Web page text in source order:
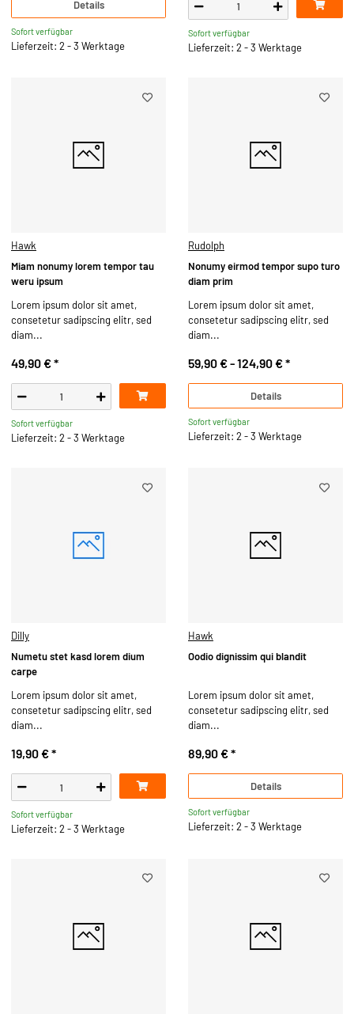
Details
Sofort verfügbar
Lieferzeit: 2 - 3 Werktage
Sofort verfügbar
Lieferzeit: 2 - 3 Werktage
Hawk
Miam nonumy lorem tempor tau
weru ipsum
Lorem ipsum dolor sit amet,
consetetur sadipscing elitr, sed
diam...
49,90 €*
Sofort verfügbar
Lieferzeit: 2 - 3 Werktage
Rudolph
Nonumy eirmod tempor supo turo
diam prim
Lorem ipsum dolor sit amet,
consetetur sadipscing elitr, sed
diam...
59,90 € -124,90 €*
Details
Sofort verfügbar
Lieferzeit: 2 - 3 Werktage
Dilly
Numetu stet kasd lorem dium
carpe
Lorem ipsum dolor sit amet,
consetetur sadipscing elitr, sed
diam...
19,90 €*
Sofort verfügbar
Lieferzeit: 2 - 3 Werktage
Hawk
Oodio dignissim qui blandit
Lorem ipsum dolor sit amet,
consetetur sadipscing elitr, sed
diam...
89,90 €*
Details
Sofort verfügbar
Lieferzeit: 2 - 3 Werktage